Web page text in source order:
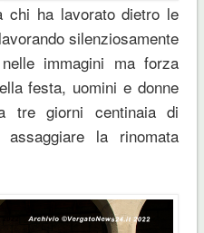
chi ha lavorato dietro le
silenziosamente
immagini ma forza
festa, uomini e donne
tre giorni centinaia di
la rinomata